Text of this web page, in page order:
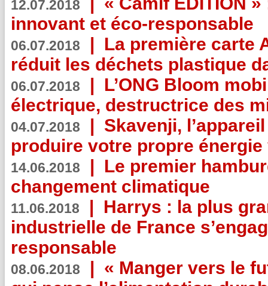
12.07.2018
innovant et éco-responsable
06.07.2018 | La première carte
réduit les déchets plastique
06.07.2018 | L’ONG Bloom
électrique, destructrice des
04.07.2018 | Skavenji,
produire votre propre
14.06.2018 | Le premier
changement climatique
11.06.2018 | Harrys : la plus
industrielle de France
responsable
08.06.2018 | « Manger vers le